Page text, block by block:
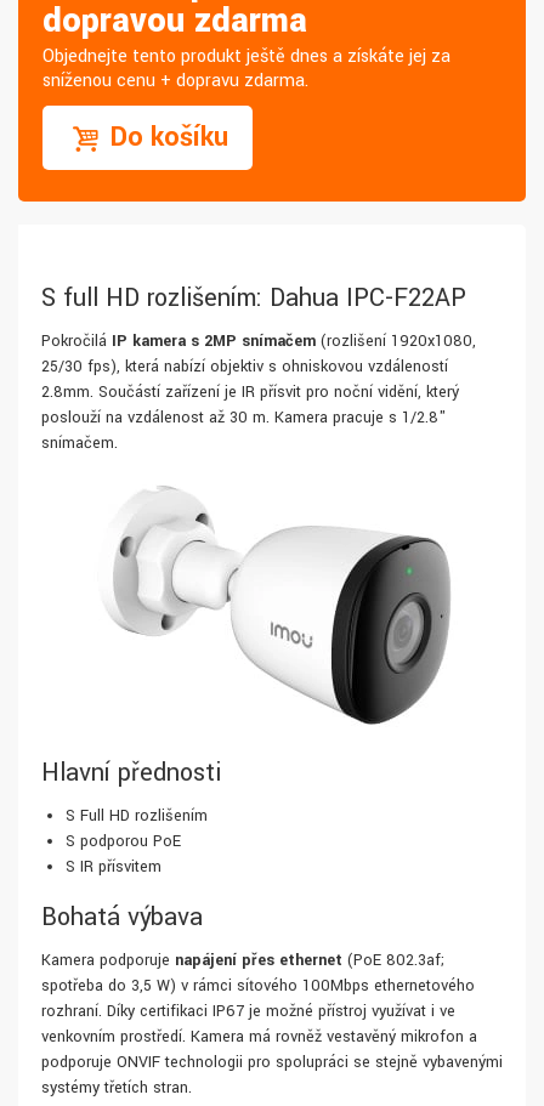
dopravou zdarma
Objednejte tento produkt ještě dnes a získáte jej za
sníženou cenu + dopravu zdarma.
Do košíku
S full HD rozlišením: Dahua IPC-F22AP
Pokročilá IP kamera s 2MP snímačem (rozlišení 1920x1080,
25/30 fps), která nabízí objektiv s ohniskovou vzdáleností
2.8mm. Součástí zařízení je IR přísvit pro noční vidění, který
poslouží na vzdálenost až 30 m. Kamera pracuje s 1/2.8"
snímačem.
Hlavní přednosti
S Full HD rozlišením
S podporou PoE
S IR přísvitem
Bohatá výbava
Kamera podporuje napájení přes ethernet (PoE 802.3af;
spotřeba do 3,5 W) v rámci síťového 100Mbps ethernetového
rozhraní. Díky certifikaci IP67 je možné přístroj využívat i ve
venkovním prostředí. Kamera má rovněž vestavěný mikrofon a
podporuje ONVIF technologii pro spolupráci se stejně vybavenými
systémy třetích stran.